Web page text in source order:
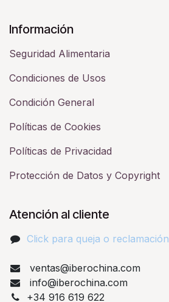
Información
Seguridad Alimentaria
Condiciones de Usos
Condición General
Políticas de Cookies
Políticas de Privacidad
Protección de Datos y Copyright
Atención al cliente
Click para queja o reclamación​
ventas@iberochina.com
info@iberochina.com
+34 916 619 622